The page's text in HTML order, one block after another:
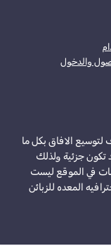
والدخول
الافاق بكل ما
تكون جزئية ولذلك
في الموقع ليست
المعده للزبائن